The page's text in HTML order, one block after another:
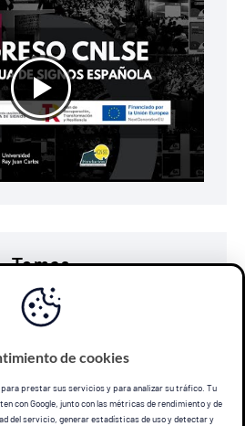
Temas
discapacidad
de cookies
prestar sus servicios y para analizar su tráfico. Tu
con Google, junto con las métricas de rendimiento y de
del servicio, generar estadísticas de uso y detectar y